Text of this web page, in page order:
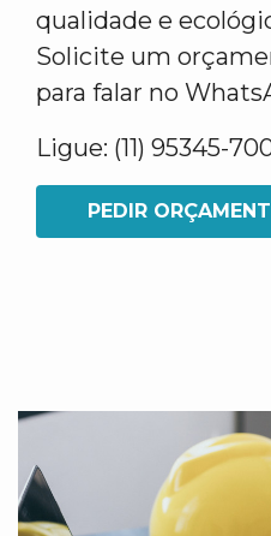
qualidade e
Solicite um
para falar no
Ligue: (11) 95345-
PEDIR